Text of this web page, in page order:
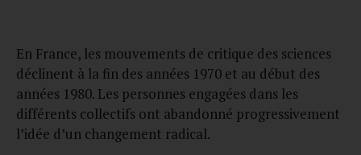
En France, les mouvements de critique des sciences
déclinent à la fin des années 1970 et au début des
années 1980. Les personnes engagées dans les
différents collectifs ont abandonné progressivement
l’idée d’un changement radical.